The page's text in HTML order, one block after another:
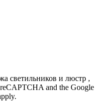
светильников и люстр ,
and the Google